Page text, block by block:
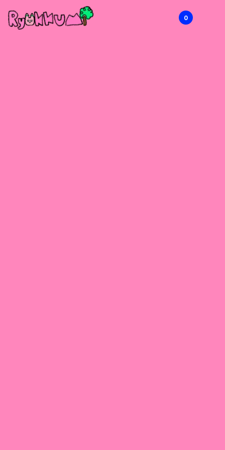
RYOKKUMi 0